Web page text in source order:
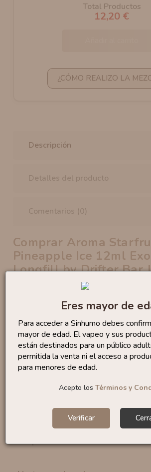
Eres mayor de
Para acceder a Sinhumo debes
mayor de edad. El vapeo y sus
están destinados para un público
permitida la venta ni el acceso a
para menores de edad.
Acepto los Términos y
Verificar
Total Productos
12,20 €
¿CÓMO REALIZO LA
Descripción
Detalles del producto
Comentarios (0)
Comprar Aroma
Pineapple Ice 12ml
Longfill by Drifter Bar
Drifter
, inspirada en sabores
Starfruit Mango Pineapple Ice es
frutas tropicales vibrantes y fuera de
combinandoel característico sabor
toque ácido de la carambola ,la
del mangoyla frescura jugosa
Juice Sauz Drifter Bar
Tiempo de maceración:
15 días
Formato:12 ml
Capacidad de la botella:60 ml